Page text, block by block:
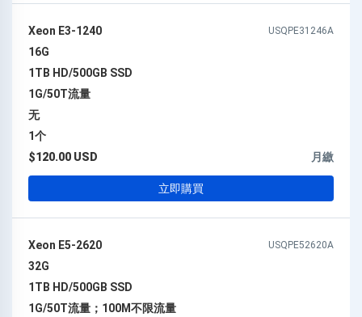
Xeon E3-1240 USQPE31246A
16G
1TB HD/500GB SSD
1G/50T流量
无
1个
$120.00 USD
月繳
立即購買
Xeon E5-2620 USQPE52620A
32G
1TB HD/500GB SSD
1G/50T流量；100M不限流量